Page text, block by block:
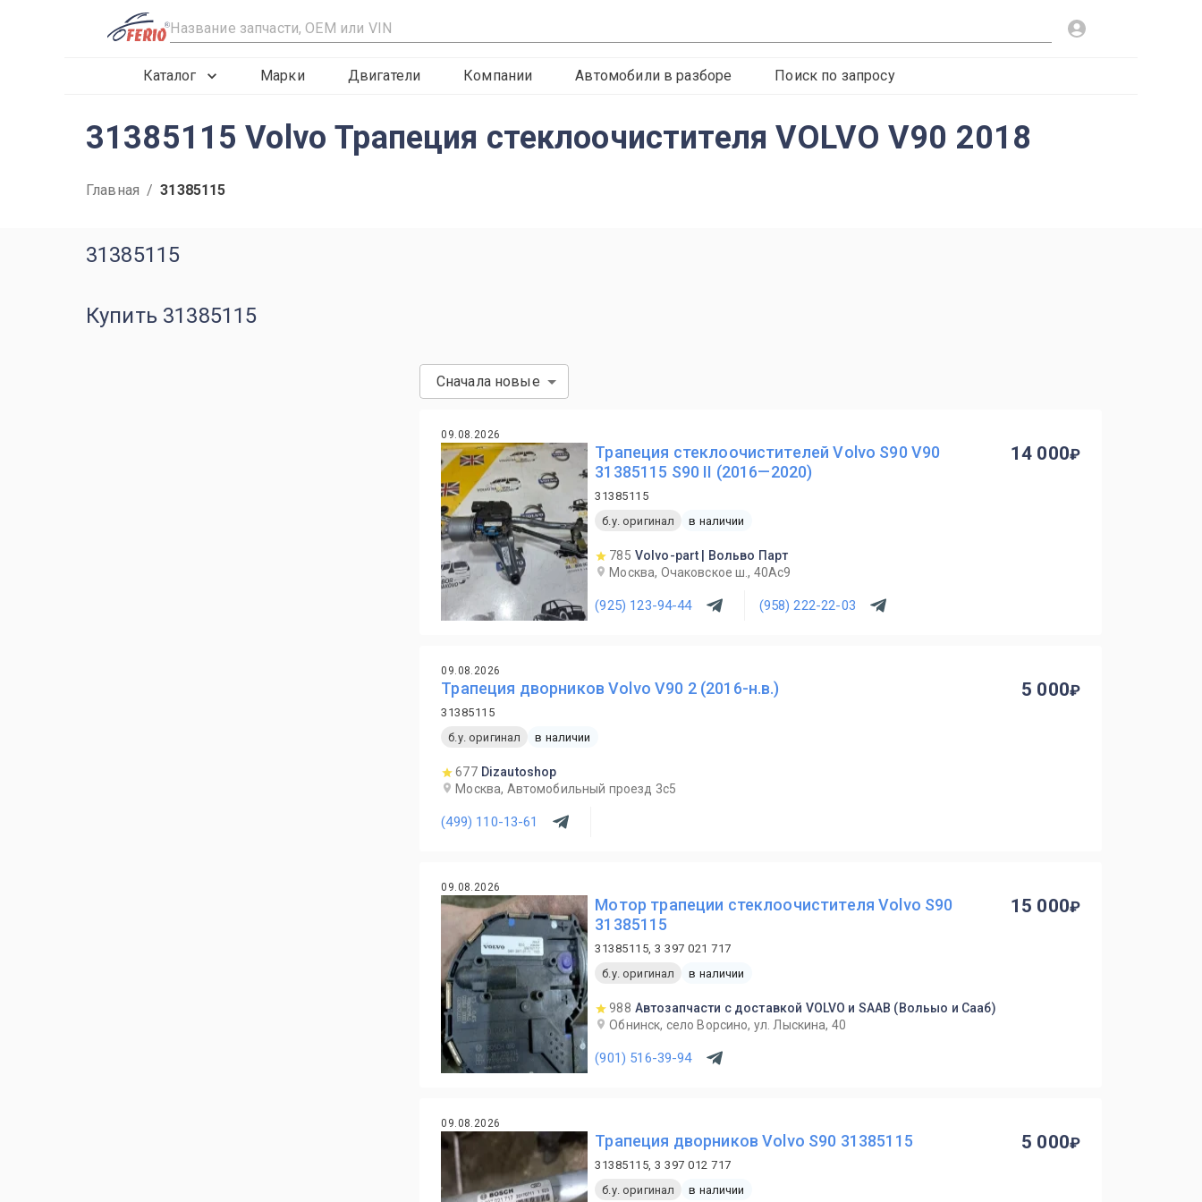
R
Каталог Марки Двигатели Компании Автомобили в разборе Поиск по запросу
31385115 Volvo Трапеция стеклоочистителя VOLVO V90 2018
Главная / 31385115
31385115
Купить 31385115
Сначала новые
09.08.2026
Трапеция стеклоочистителей Volvo S90 V90
31385115 S90 II (2016—2020)
31385115
б.у. оригинал
в наличии
785 Volvo-part | Вольво Парт
Москва, Очаковское ш., 40Ас9
(925) 123-94-44 (958) 222-22-03
14 000
09.08.2026
Трапеция дворников Volvo V90 2 (2016-н.в.)
31385115
б.у. оригинал
в наличии
677 Dizautoshop
Москва, Автомобильный проезд 3с5
(499) 110-13-61
5 000
09.08.2026
Мотор трапеции стеклоочистителя Volvo S90
31385115
31385115, 3 397 021 717
б.у. оригинал
в наличии
988 Автозапчасти с доставкой VOLVO и SAAB (Вольыо и Сааб)
Обнинск, село Ворсино, ул. Лыскина, 40
(901) 516-39-94
15 000
09.08.2026
Трапеция дворников Volvo S90 31385115
31385115, 3 397 012 717
б.у. оригинал
в наличии
5 000